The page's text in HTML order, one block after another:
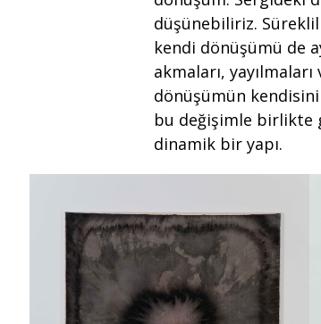
düşünebiliriz.
kendi dönüşümü de
akmaları,
dönüşümün
bu değişimle birlikte
dinamik bir yapı.